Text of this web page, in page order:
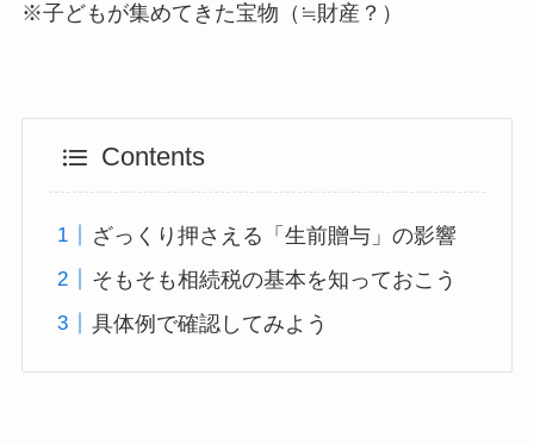
※子どもが集めてきた宝物（≒財産？）
Contents
ざっくり押さえる「生前贈与」の影響
そもそも相続税の基本を知っておこう
具体例で確認してみよう